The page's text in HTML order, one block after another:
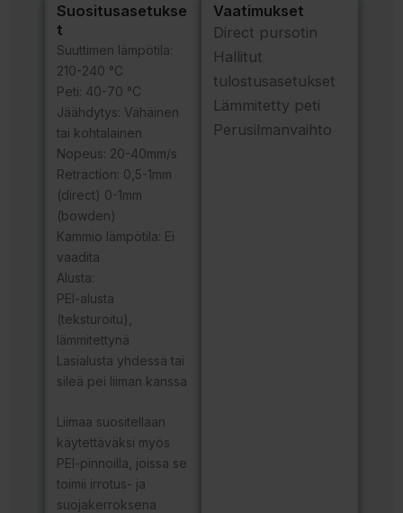
Suositusasetukse
t
Suuttimen lämpötila:
210-240 °C
Peti: 40-70 °C
Jäähdytys: Vähäinen
tai kohtalainen
Nopeus: 20-40mm/s
Retraction: 0,5-1mm
(direct) 0-1mm
(bowden)
Kammio lämpötila: Ei
vaadita
Alusta:
PEI-alusta
(teksturoitu),
lämmitettynä
Lasialusta yhdessä tai
sileä pei liiman kanssa
Liimaa suositellaan
käytettäväksi myös
PEI-pinnoilla, joissa se
toimii irrotus- ja
suojakerroksena
Vaatimukset
Direct pursotin
Hallitut
tulostusasetukset
Lämmitetty peti
Perusilmanvaihto